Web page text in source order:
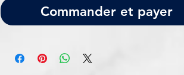
Commander et payer